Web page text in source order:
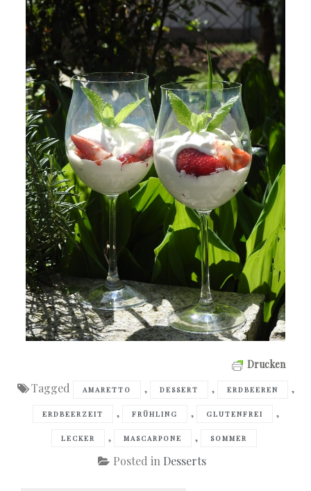
Drucken
Tagged AMARETTO , DESSERT , ERDBEEREN ,
ERDBEERZEIT , FRÜHLING , GLUTENFREI ,
LECKER , MASCARPONE , SOMMER
Posted in Desserts